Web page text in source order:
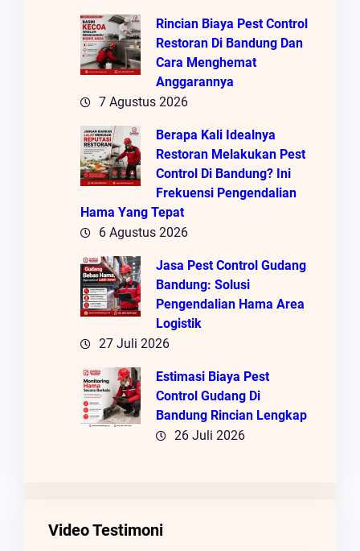
Rincian Biaya Pest Control
Restoran Di Bandung Dan
Cara Menghemat
Anggarannya
7 Agustus 2026
Berapa Kali Idealnya
Restoran Melakukan Pest
Control Di Bandung? Ini
Frekuensi Pengendalian
Hama Yang Tepat
6 Agustus 2026
Jasa Pest Control Gudang
Bandung: Solusi
Pengendalian Hama Area
Logistik
27 Juli 2026
Estimasi Biaya Pest
Control Gudang Di
Bandung Rincian Lengkap
26 Juli 2026
Video Testimoni